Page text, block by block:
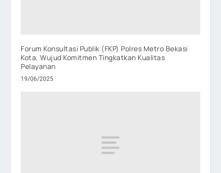
Forum Konsultasi Publik (FKP) Polres Metro Bekasi
Kota, Wujud Komitmen Tingkatkan Kualitas
Pelayanan
19/06/2025